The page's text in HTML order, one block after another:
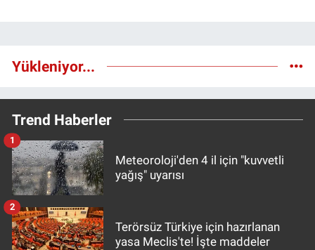
Yükleniyor...
Trend Haberler
Meteoroloji'den 4 il için "kuvvetli
yağış" uyarısı
1
Terörsüz Türkiye için hazırlanan
yasa Meclis'te! İşte maddeler
2